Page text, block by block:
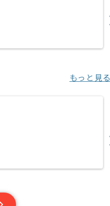
もっと見る